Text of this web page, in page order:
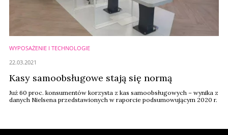
WYPOSAŻENIE I TECHNOLOGIE
Kasy samoobsługowe stają się normą
Już 60 proc. konsumentów korzysta z kas samoobsługowych – wynika z
danych Nielsena przedstawionych w raporcie podsumowującym 2020 r.
22.03.2021